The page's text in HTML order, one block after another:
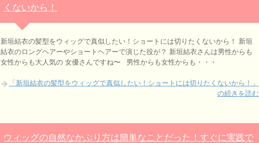
くないから！
新垣結衣の髪型をウィッグで真似したい！ショートには切りたくないから！ 新垣
結衣のロングヘアーやショートヘアーで演じた役が？ 新垣結衣さんは男性からも
女性からも大人気の 女優さんですね〜 男性からも女性からも・・・
「新垣結衣の髪型をウィッグで真似したい！ショートには切りたくないから！」
の続きを読む
ウィッグの自然なかぶり方は簡単なことだった！すぐに実践で